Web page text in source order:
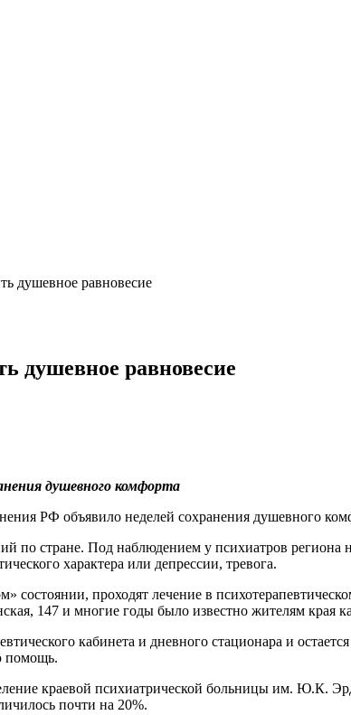
душевное равновесие
душевное равновесие
душевного комфорта
РФ объявило неделей сохранения душевного
по стране. Под наблюдением у психиатров
характера или депрессии, тревога.
состоянии, проходят лечение в
147 и многие годы было известно жителям края
кабинета и дневного стационара и
помощь.
краевой психиатрической больницы им. Ю.К.
почти на 20%.